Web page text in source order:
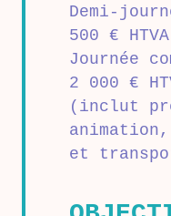
Demi-
500 € HTVA
Journée
2 000 €
(inclut
et